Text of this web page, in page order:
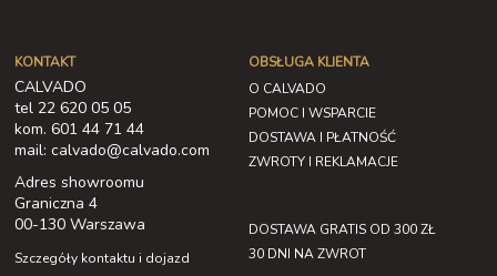
KONTAKT
CALVADO
tel 22 620 05 05
kom. 601 44 71 44
mail: calvado@calvado.com
Adres showroomu
Graniczna 4
00-130 Warszawa
Szczegóły kontaktu i dojazd
OBSŁUGA KLIENTA
O CALVADO
POMOC I WSPARCIE
DOSTAWA I PŁATNOŚĆ
ZWROTY I REKLAMACJE
DOSTAWA GRATIS OD 300 ZŁ
30 DNI NA ZWROT